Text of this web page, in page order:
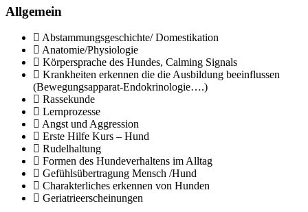
Allgemein
Abstammungsgeschichte/ Domestikation
Anatomie/Physiologie
Körpersprache des Hundes, Calming Signals
Krankheiten erkennen die die Ausbildung beeinflussen
(Bewegungsapparat-Endokrinologie….)
Rassekunde
Lernprozesse
Angst und Aggression
Erste Hilfe Kurs – Hund
Rudelhaltung
Formen des Hundeverhaltens im Alltag
Gefühlsübertragung Mensch /Hund
Charakterliches erkennen von Hunden
Geriatrieerscheinungen